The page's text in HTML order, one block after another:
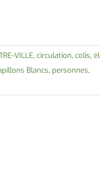
VILLE, circulation, colis,
Blancs, personnes,